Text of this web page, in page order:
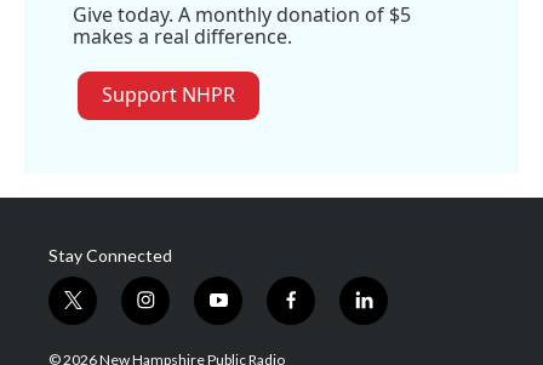
Give today. A monthly donation of $5
makes a real difference.
Support NHPR
Stay Connected
t
w
i
i
n
s
y
o
u
f
a
l
i
© 2026 New Hampshire Public Radio